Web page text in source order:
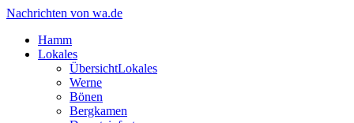
Nachrichten von wa.de
Hamm
Lokales
ÜbersichtLokales
Werne
Bönen
Bergkamen